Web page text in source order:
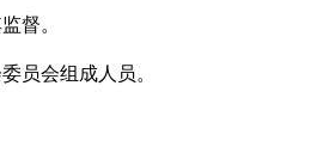
督。
员会组成人员。